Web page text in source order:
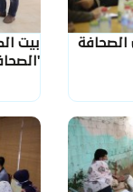
الصحافة
بيت